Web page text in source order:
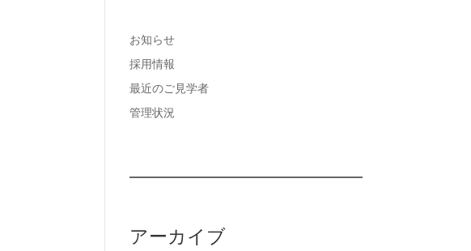
お知らせ
採用情報
最近のご見学者
管理状況
アーカイブ